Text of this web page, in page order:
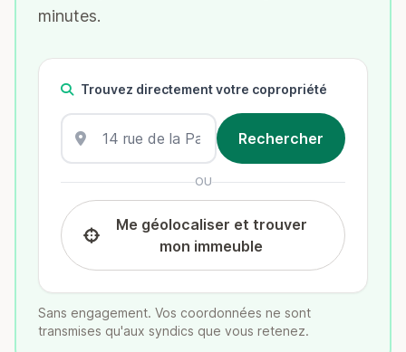
minutes.
Trouvez directement votre copropriété
OU
Me géolocaliser et trouver
mon immeuble
Sans engagement. Vos coordonnées ne sont
transmises qu'aux syndics que vous retenez.